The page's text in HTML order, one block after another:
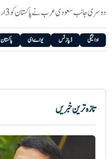
دوسری جانب سعودی عرب نے پاکستان کو 3 ارب ڈالر فراہم کر دیے ہیں۔
ادائیگی ڈپازٹس یو اے ای پاکستان
تازہ ترین خبریں